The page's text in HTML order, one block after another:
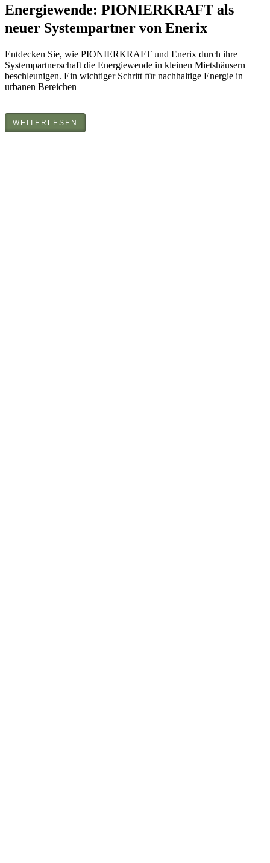
Energiewende: PIONIERKRAFT als
neuer Systempartner von Enerix
Entdecken Sie, wie PIONIERKRAFT und Enerix durch ihre
Systempartnerschaft die Energiewende in kleinen Mietshäusern
beschleunigen. Ein wichtiger Schritt für nachhaltige Energie in
urbanen Bereichen
WEITERLESEN